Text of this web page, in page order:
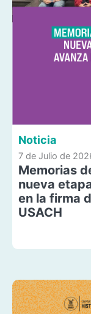
Noticia
7 de Julio de
Memorias
nueva
en la firma
USACH